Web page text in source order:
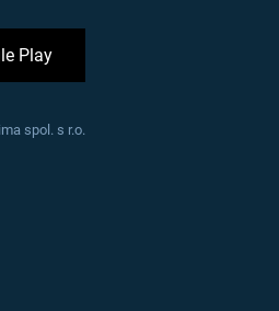
Play
spol. s r.o.